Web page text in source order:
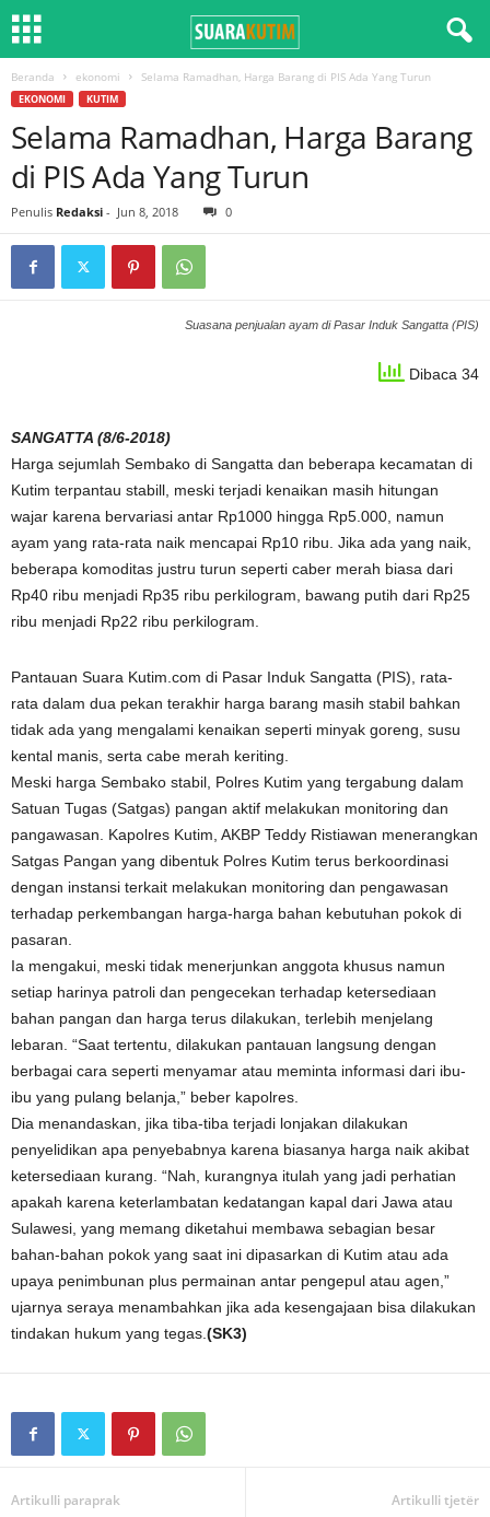
Beranda ekonomi Selama Ramadhan, Harga Barang di PIS Ada Yang Turun
EKONOMI KUTIM
Selama Ramadhan, Harga Barang
di PIS Ada Yang Turun
Penulis Redaksi - Jun 8, 2018 0
Suasana penjualan ayam di Pasar Induk Sangatta (PIS)
Dibaca 34
SANGATTA (8/6-2018)
Harga sejumlah Sembako di Sangatta dan beberapa kecamatan di
Kutim terpantau stabill, meski terjadi kenaikan masih hitungan
wajar karena bervariasi antar Rp1000 hingga Rp5.000, namun
ayam yang rata-rata naik mencapai Rp10 ribu. Jika ada yang naik,
beberapa komoditas justru turun seperti caber merah biasa dari
Rp40 ribu menjadi Rp35 ribu perkilogram, bawang putih dari Rp25
ribu menjadi Rp22 ribu perkilogram.
Pantauan Suara Kutim.com di Pasar Induk Sangatta (PIS), rata-
rata dalam dua pekan terakhir harga barang masih stabil bahkan
tidak ada yang mengalami kenaikan seperti minyak goreng, susu
kental manis, serta cabe merah keriting.
Meski harga Sembako stabil, Polres Kutim yang tergabung dalam
Satuan Tugas (Satgas) pangan aktif melakukan monitoring dan
pangawasan. Kapolres Kutim, AKBP Teddy Ristiawan menerangkan
Satgas Pangan yang dibentuk Polres Kutim terus berkoordinasi
dengan instansi terkait melakukan monitoring dan pengawasan
terhadap perkembangan harga-harga bahan kebutuhan pokok di
pasaran.
Ia mengakui, meski tidak menerjunkan anggota khusus namun
setiap harinya patroli dan pengecekan terhadap ketersediaan
bahan pangan dan harga terus dilakukan, terlebih menjelang
lebaran. “Saat tertentu, dilakukan pantauan langsung dengan
berbagai cara seperti menyamar atau meminta informasi dari ibu-
ibu yang pulang belanja,” beber kapolres.
Dia menandaskan, jika tiba-tiba terjadi lonjakan dilakukan
penyelidikan apa penyebabnya karena biasanya harga naik akibat
ketersediaan kurang. “Nah, kurangnya itulah yang jadi perhatian
apakah karena keterlambatan kedatangan kapal dari Jawa atau
Sulawesi, yang memang diketahui membawa sebagian besar
bahan-bahan pokok yang saat ini dipasarkan di Kutim atau ada
upaya penimbunan plus permainan antar pengepul atau agen,”
ujarnya seraya menambahkan jika ada kesengajaan bisa dilakukan
tindakan hukum yang tegas. (SK3)
Artikulli paraprak Artikulli tjetër